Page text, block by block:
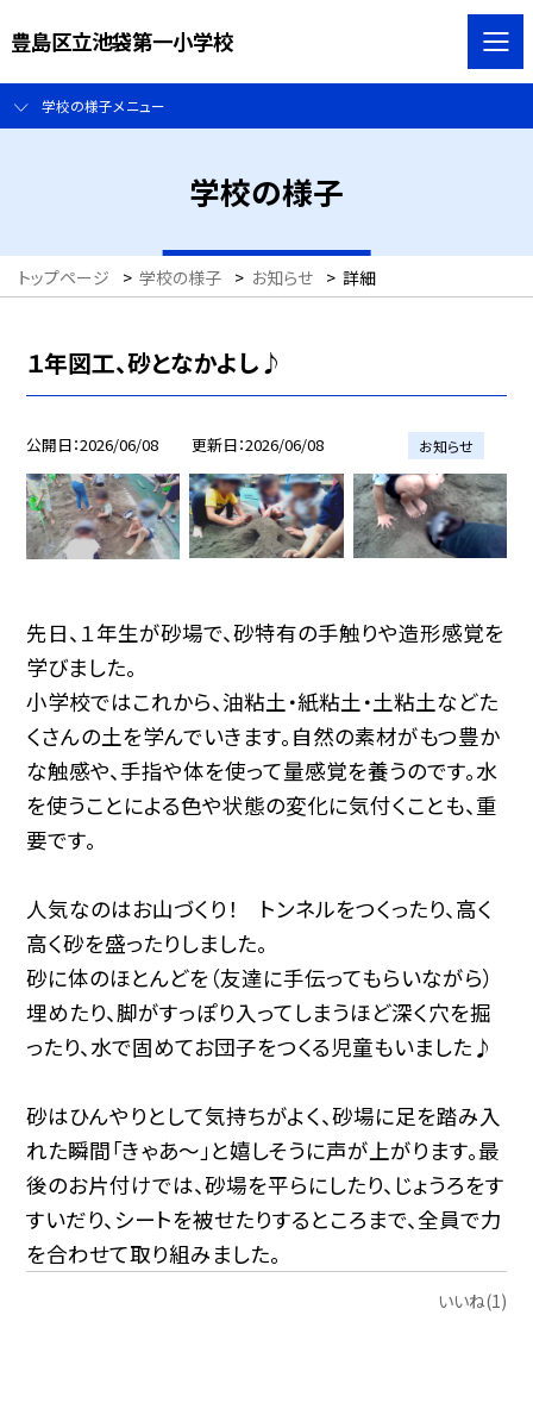
豊島区立池袋第一小学校
学校の様子メニュー
学校の様子
トップページ > 学校の様子 > お知らせ > 詳細
１年図工、砂となかよし♪
公開日 2026/06/08 更新日 2026/06/08 お知らせ
先日、１年生が砂場で、砂特有の手触りや造形感覚を
学びました。
小学校ではこれから、油粘土・紙粘土・土粘土などた
くさんの土を学んでいきます。自然の素材がもつ豊か
な触感や、手指や体を使って量感覚を養うのです。水
を使うことによる色や状態の変化に気付くことも、重
要です。
人気なのはお山づくり！ トンネルをつくったり、高く
高く砂を盛ったりしました。
砂に体のほとんどを（友達に手伝ってもらいながら）
埋めたり、脚がすっぽり入ってしまうほど深く穴を掘
ったり、水で固めてお団子をつくる児童もいました♪
砂はひんやりとして気持ちがよく、砂場に足を踏み入
れた瞬間「きゃあ〜」と嬉しそうに声が上がります。最
後のお片付けでは、砂場を平らにしたり、じょうろをす
すいだり、シートを被せたりするところまで、全員で力
を合わせて取り組みました。
いいね(1)